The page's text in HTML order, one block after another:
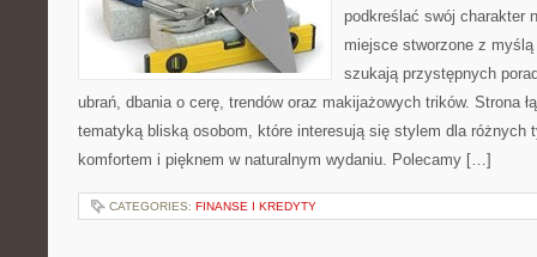
podkreślać swój charakter
miejsce stworzone z
szukają przystępnych
ubrań, dbania o cerę, trendów oraz makijażowych trików. Strona
tematyką bliską osobom, które interesują się stylem dla różnych
komfortem i pięknem w naturalnym wydaniu. Polecamy […]
CATEGORIES: FINANSE I KREDYTY